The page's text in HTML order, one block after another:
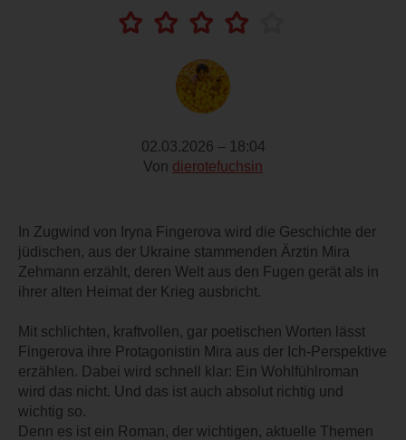
02.03.2026 – 18:04
Von dierotefuchsin
In Zugwind von Iryna Fingerova wird die Geschichte der
jüdischen, aus der Ukraine stammenden Ärztin Mira
Zehmann erzählt, deren Welt aus den Fugen gerät als in
ihrer alten Heimat der Krieg ausbricht.
Mit schlichten, kraftvollen, gar poetischen Worten lässt
Fingerova ihre Protagonistin Mira aus der Ich-Perspektive
erzählen. Dabei wird schnell klar: Ein Wohlfühlroman
wird das nicht. Und das ist auch absolut richtig und
wichtig so.
Denn es ist ein Roman, der wichtigen, aktuelle Themen